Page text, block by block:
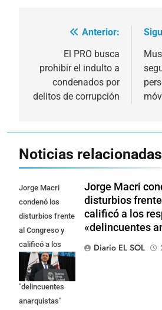
Navegación
entradas
Anterior:
El PRO busca
prohibir el indulto a
condenados por
delitos de corrupción
Noticias relacionadas
Jorge Macri
condenó los
disturbios frente
al Congreso y
calificó a los
responsables
como
"delincuentes
anarquistas"
Jorge Macri
disturbios
calificó a los
«delincuentes
Diario EL SOL